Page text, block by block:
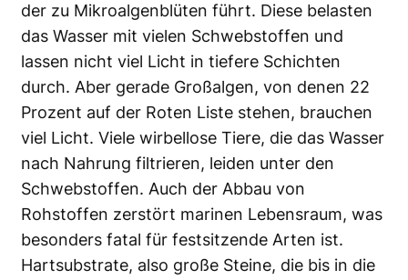
der zu Mikroalgenblüten führt. Diese belasten
das Wasser mit vielen Schwebstoffen und
lassen nicht viel Licht in tiefere Schichten
durch. Aber gerade Großalgen, von denen 22
Prozent auf der Roten Liste stehen, brauchen
viel Licht. Viele wirbellose Tiere, die das Wasser
nach Nahrung filtrieren, leiden unter den
Schwebstoffen. Auch der Abbau von
Rohstoffen zerstört marinen Lebensraum, was
besonders fatal für festsitzende Arten ist.
Hartsubstrate, also große Steine, die bis in die